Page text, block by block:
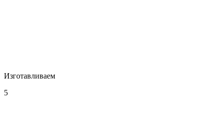
Изготавливаем
5